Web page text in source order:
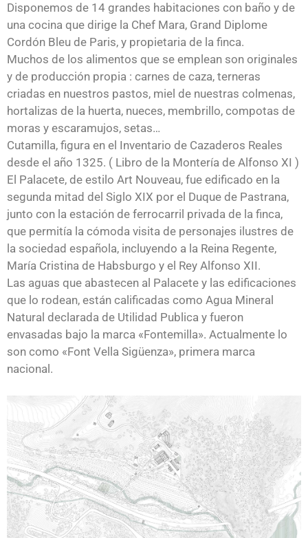
Disponemos de 14 grandes habitaciones con baño y de
una cocina que dirige la Chef Mara, Grand Diplome
Cordón Bleu de Paris, y propietaria de la finca.
Muchos de los alimentos que se emplean son originales
y de producción propia : carnes de caza, terneras
criadas en nuestros pastos, miel de nuestras colmenas,
hortalizas de la huerta, nueces, membrillo, compotas de
moras y escaramujos, setas…
Cutamilla, figura en el Inventario de Cazaderos Reales
desde el año 1325. ( Libro de la Montería de Alfonso XI )
El Palacete, de estilo Art Nouveau, fue edificado en la
segunda mitad del Siglo XIX por el Duque de Pastrana,
junto con la estación de ferrocarril privada de la finca,
que permitía la cómoda visita de personajes ilustres de
la sociedad española, incluyendo a la Reina Regente,
María Cristina de Habsburgo y el Rey Alfonso XII.
Las aguas que abastecen al Palacete y las edificaciones
que lo rodean, están calificadas como Agua Mineral
Natural declarada de Utilidad Publica y fueron
envasadas bajo la marca «Fontemilla». Actualmente lo
son como «Font Vella Sigüenza», primera marca
nacional.